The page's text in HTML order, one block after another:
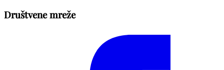
Društvene mreže